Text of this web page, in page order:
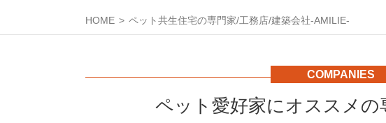
HOME ペット共生住宅の専門家/工務店/建築会社-AMILIE-
COMPANIES
ペット愛好家にオススメの